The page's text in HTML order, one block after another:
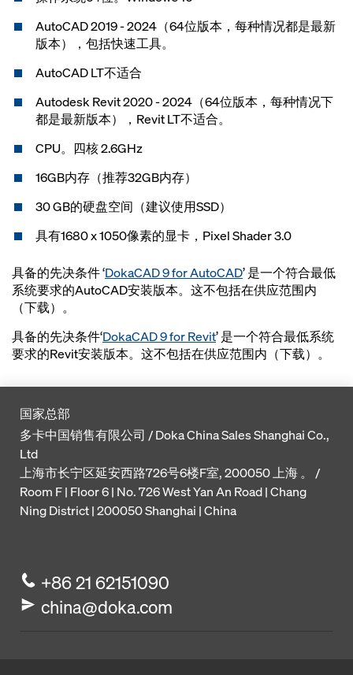
AutoCAD 2019 - 2024（64位版本，每种情况都是最新
版本），包括快速工具。
AutoCAD LT不适合
Autodesk Revit 2020 - 2024（64位版本，每种情况下
都是最新版本），Revit LT不适合。
CPU。四核 2.6GHz
16GB内存（推荐32GB内存）
30 GB的硬盘空间（建议使用SSD）
具有1680 x 1050像素的显卡，Pixel Shader 3.0
具备的先决条件 ‘DokaCAD 9 for AutoCAD’ 是一个符合最低
系统要求的AutoCAD安装版本。这不包括在供应范围内
（下载）。
具备的先决条件‘DokaCAD 9 for Revit’ 是一个符合最低系统
要求的Revit安装版本。这不包括在供应范围内（下载）。
国家总部
多卡中国销售有限公司 / Doka China Sales Shanghai Co.,
Ltd
上海市长宁区延安西路726号6楼F室, 200050 上海 。 /
Room F | Floor 6 | No. 726 West Yan An Road | Chang
Ning District | 200050 Shanghai | China
+86 21 62151090
china@doka.com